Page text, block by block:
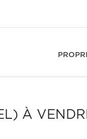
À